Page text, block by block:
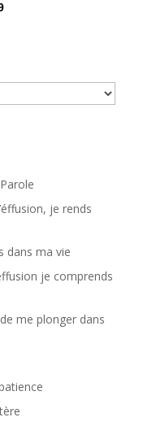
je rends
dans ma vie
je comprends
me plonger dans